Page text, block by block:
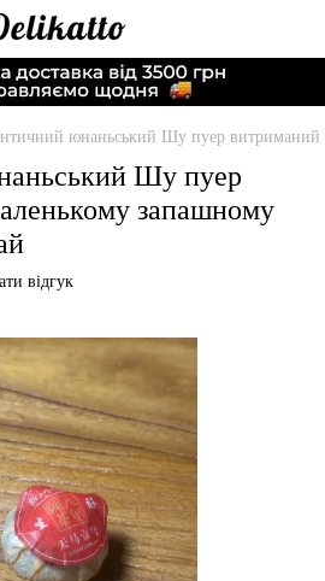
юнаньський Шу пуер витриманий
Шу пуер
запашному
відгук